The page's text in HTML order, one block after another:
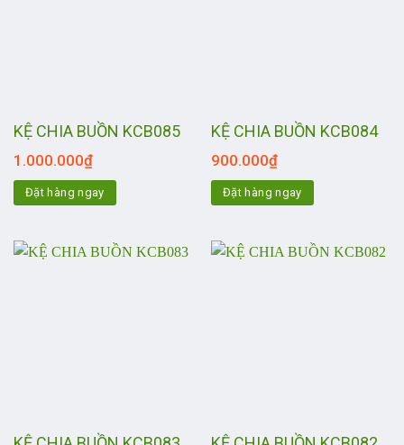
KỆ CHIA BUỒN KCB085
1.000.000₫
Đặt hàng ngay
KỆ CHIA BUỒN KCB084
900.000₫
Đặt hàng ngay